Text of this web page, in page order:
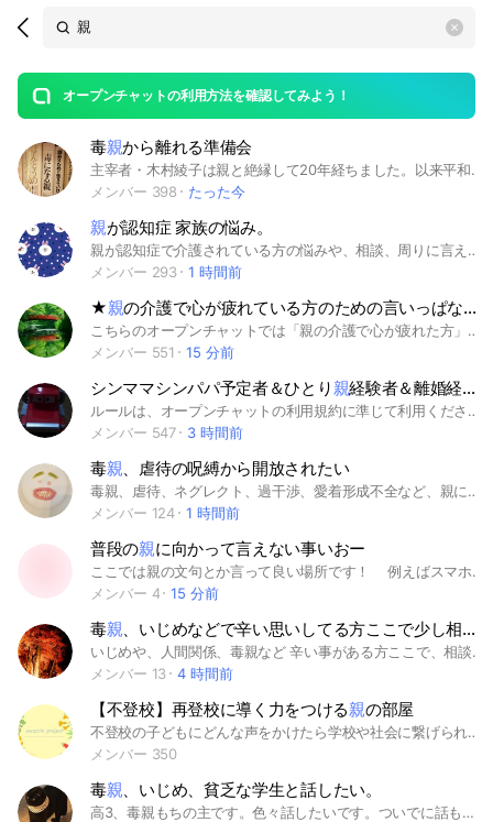
Search
OpenChats
messages
search
area
オープンチャットの利用方法を確認してみよう！
open
毒親から離れる準備会
主宰者・木村綾子は親と絶縁して20年経ちました。以来平和に暮らしています。親と離れるにあたってどんなステップを踏んだかなど、質問に答えたいと思います。第一回は7/24 19時から21時に開催しました。 親と離れたいのに離れられないで苦しんでいる人に、なにかヒントを持ち帰ってもらえるような場にしたいです。 #毒親 #アダルトチルドレン #AC
メンバー 398
たった今
親が認知症 家族の悩み。
親が認知症で介護されている方の悩みや、相談、周りに言えない悩み、辛さを みなさまで共有出来たら良いなぁと思います。 ⚠️荒らし、傷付ける言葉は禁止です。 ※ご入室後、ノートに荒らしに関する対応を記載しております。 1度お読みになってから発言をお願いいたします。 出来れば読んだらリアクションお願いいたします。
メンバー 293
1 時間前
★親の介護で心が疲れている方のための言いっぱなし聞きっぱなしグループ
こちらのオープンチャットでは「親の介護で心が疲れた方」が、普段は人に言えないような悩みや愚痴などのマイナス感情、嬉しかったこと、変化してきたこと、自慢したいなどのプラス感情など、何でも投稿する事が出来ます。 介護で1人頑張っていたり、つらさやしんどさなどのマイナス感情を貯めておくと、もっともっと心がつらくなってしまいます。 このオープンチャットグループにて、心の中で一人悩んでいる事を吐き出して、ストレスを溜め込みすぎないためのツールとして使ってみてください。 初めて参加する方は【初めての方は最初にお読みください】に必ず目を通してからご利用ください。 #介護 #辛い #疲れた #しんどい #老老介護 #介護うつ #認知症
メンバー 551
15 分前
シンママシンパパ予定者＆ひとり親経験者＆離婚経験者の雑談（子供が成人済み＆子供なしもOK）
ルールは、オープンチャットの利用規約に準じて利用ください。 シンママ【母子家庭シングルマザー】シンパパ【父子家庭シングルファザー】離婚経験者、ひとり親予定者の交流の場です。 ※宣伝目的や他のお部屋に誘導する行為、募集タイトルに該当しない方の入室は固くお断りします。 ※一人親経験者とは再婚せず【離婚、未婚、死別】が原因で父母にあたる【養子縁組みを除く】親権者又は監護権者が子が未成年から成人にかけて同居で子育てした経験や、現在再婚等した方でも過去に【離婚、未婚、死別】が原因で一人親になり、父母にあたる【養子縁組みを除く】親権者や監護権者が未成年の子を同居で子育てした経験がある方です。 又、強制退会処分や管理についての異議や疑問,送信取消も強制退会の対象です
メンバー 547
3 時間前
毒親、虐待の呪縛から開放されたい
毒親、虐待、ネグレクト、過干渉、愛着形成不全など、親に人生狂わされてきた呪縛から開放されたい。また、そのせいで病気になってしまった。親が出てくる悪夢を見てしまうなど 話しながら少しづつ解放していきませんか？ 自分の人生は自分のもの。親のものでは無い だから自分の人生を歩むため、認知の歪みを治すための一助になりながら支え会えたら嬉しいです #毒親 #虐待 #ネグレクト #過干渉 #愛着形成不全 #親 #呪縛 #うつ病 #双極性障害 #悪夢 #開放 #人生
メンバー 124
1 時間前
普段の親に向かって言えない事いおー
ここでは親の文句とか言って良い場所です！ 例えばスマホの制限とか、勉強の事とか 暴言言うときは○を使ってね！ 荒らしはﾀﾞﾒ、人のトークに反対もﾀﾞﾒ、共感OK
メンバー 4
15 分前
毒親、いじめなどで辛い思いしてる方ここで少し相談してみてはいかがですか？
いじめや、人間関係、毒親など 辛い事がある方ここで、相談してきて 少し心を休めませんか？ ここは、貴方の居場所であり休憩所です。なんでも相談してください ここの人達はあなたの味方です。 貴方に酷い事をする人はいません 雑談，相談なんでもOKです。 無理に相談しなくても 心を休めて、休憩しても大丈夫です。 みんなに相談しにくい、重い話の場合でもノートなどに書いても構いません なんでも相談して心を休めてください 荒らしの人は来ないでください 入ったら大事なノートを見てノートに自己紹介を描いてください #いじめ #毒親 #人間関係 #相談オプ
メンバー 13
4 時間前
【不登校】再登校に導く力をつける親の部屋
不登校の子どもにどんな声をかけたら学校や社会に繋げられるのか、親が落ち込んだ時に前きになるためにはどうしたら良いのか、一緒に考えるルームです。ただ好きなことをさせて待つことに疑問を感じている方、自分を変えることで子どもが変わるのではないかと感じている方にぴったりです。国立大学教授の「あわっち」がプロデュース、子供を再登校させた経験のある複数の親御さんのご協力のもと、経験や克服のヒントをお伝します。
メンバー 350
毒親、いじめ、貧乏な学生と話したい。
高3、毒親もちの主です。色々話したいです。ついでに話も聞いてもらいたいです。正直雑談もしたいです。 一度抜けた人もいつでも入って抜けて下さい。